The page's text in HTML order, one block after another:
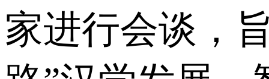
家进行会谈，